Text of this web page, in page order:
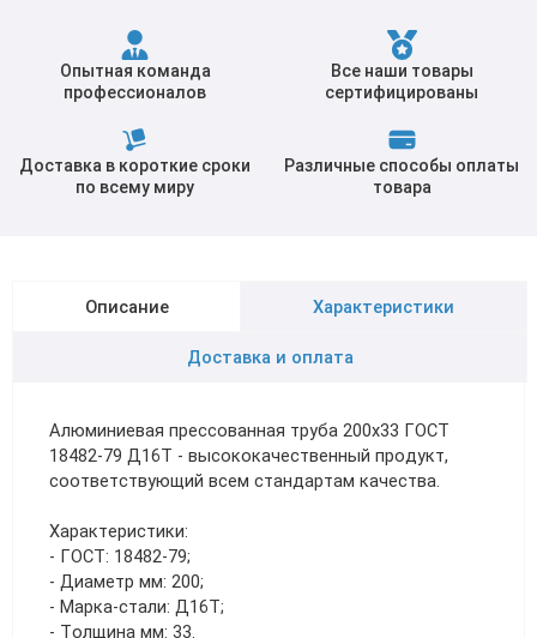
Опытная команда
профессионалов
Все наши товары
сертифицированы
Доставка в короткие сроки
по всему миру
Различные способы оплаты
товара
Описание Характеристики
Доставка и оплата
Алюминиевая прессованная труба 200х33 ГОСТ
18482-79 Д16Т - высококачественный продукт,
соответствующий всем стандартам качества.
Характеристики:
- ГОСТ: 18482-79;
- Диаметр мм: 200;
- Марка-стали: Д16Т;
- Толщина мм: 33.